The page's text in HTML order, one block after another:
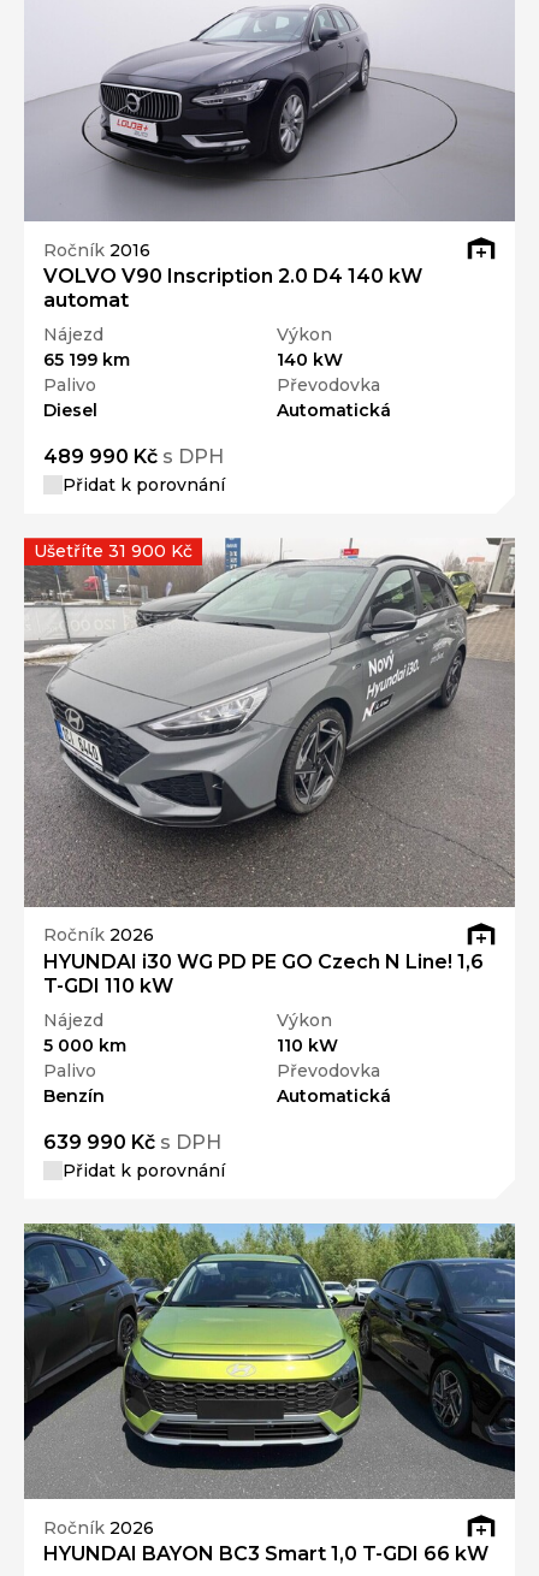
Ročník 2016
VOLVO V90 Inscription 2.0 D4 140 kW
automat
Nájezd
65 199 km
Výkon
140 kW
Palivo
Diesel
Převodovka
Automatická
489 990 Kč s DPH
Přidat k porovnání
Ročník 2026
HYUNDAI i30 WG PD PE GO Czech N Line! 1,6
T-GDI 110 kW
Nájezd
5 000 km
Výkon
110 kW
Palivo
Benzín
Převodovka
Automatická
639 990 Kč s DPH
Přidat k porovnání
Ušetříte 31 900 Kč
Ročník 2026
HYUNDAI BAYON BC3 Smart 1,0 T-GDI 66 kW